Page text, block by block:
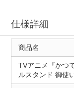
仕様詳細
商品名
TVアニメ『かつ
ルスタンド 御使